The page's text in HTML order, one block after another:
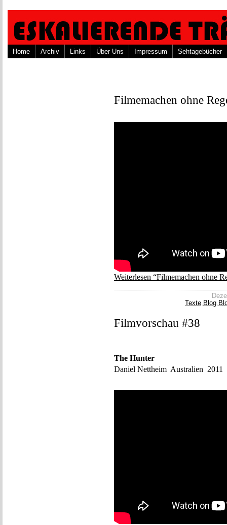
Home Archiv Links Über Uns Impressum Sehtagebücher
Filmemachen ohne
Weiterlesen “Filmemachen ohne
Texte, Blog,
Filmvorschau #38
The Hunter
Daniel Nettheim Australien 2011